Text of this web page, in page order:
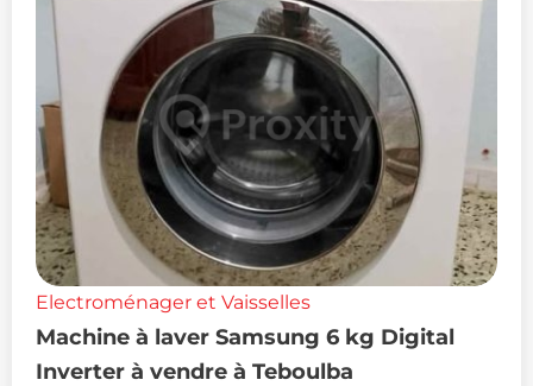
Electroménager et Vaisselles
Machine à laver Samsung 6 kg Digital
Inverter à vendre à Teboulba